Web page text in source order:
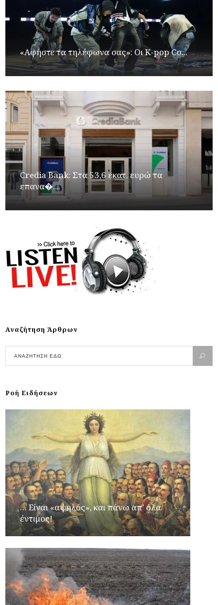
«Αφήστε τα τηλέφωνα σας»: Οι K-pop Co...
Credia Bank: Στα 53,6 εκατ. ευρώ τα
επανα�...
Αναζήτηση Άρθρων
Ροή Ειδήσεων
… Είναι «αψηλός», και πάνω απ’ όλα
έντιμος!